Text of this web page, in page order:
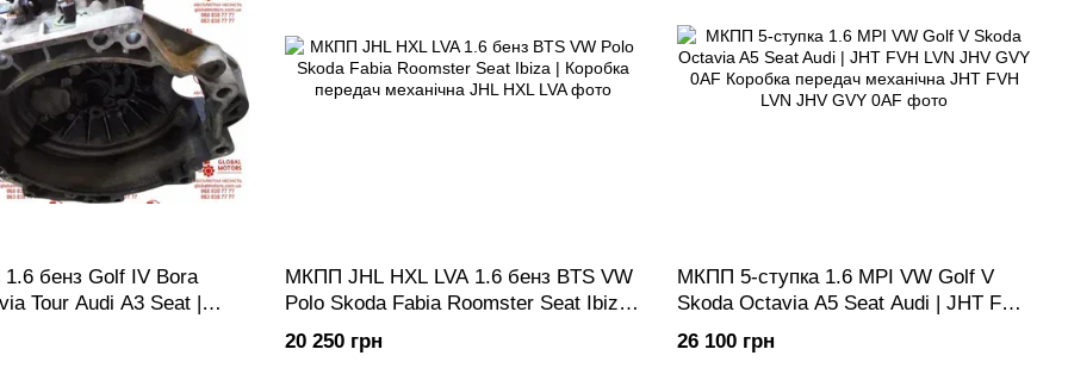
бенз Golf IV Bora
Tour Audi A3 Seat |
МКПП JHL HXL LVA 1.6 бенз BTS VW
Polo Skoda Fabia Roomster Seat Ibiza |
Коробка передач механічна
20 250 грн
МКПП 5-ступка 1.6 MPI VW Golf V
Skoda Octavia A5 Seat Audi | JHT FVH
LVN JHV GVY 0AF Коробка передач
механічна
26 100 грн